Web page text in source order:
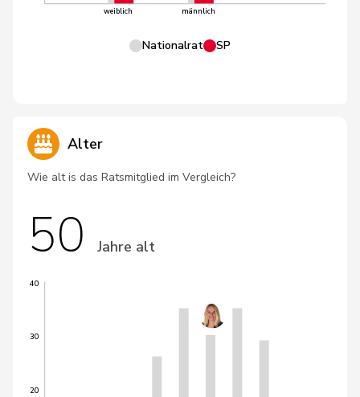
weiblich männlich
Nationalrat SP
Alter
Wie alt is das Ratsmitglied im Vergleich?
50 Jahre alt
20
30
40